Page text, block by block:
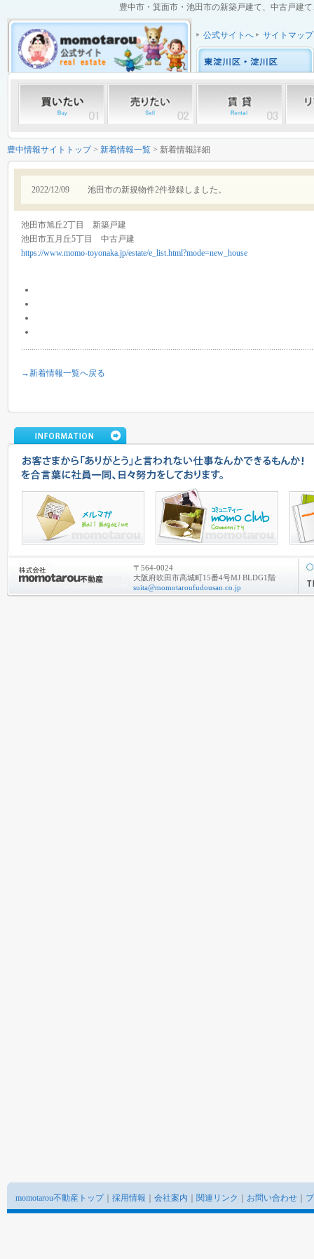
豊中市・箕面市・池田市の新築戸建て、中古戸建
公式サイトへ サイトマップ
豊中情報サイトトップ> 新着情報一覧 > 新着情報詳細
2022/12/09 池田市の新規物件2件登録しました。
池田市旭丘2丁目 新築戸建
池田市五月丘5丁目 中古戸建
https://www.momo-toyonaka.jp/estate/e_list.html?mode=new_house
→新着情報一覧へ戻る
〒564-0024
大阪府吹田市高城町15番4号MJ BLDG1階
suita@momotaroufudousan.co.jp
momotarou不動産トップ｜ 採用情報 会社案内 関連リンク お問い合わせ